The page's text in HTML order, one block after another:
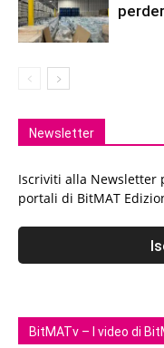
Newsletter
Iscriviti alla Newsletter
portali di BitMAT
BitMATv – I video di